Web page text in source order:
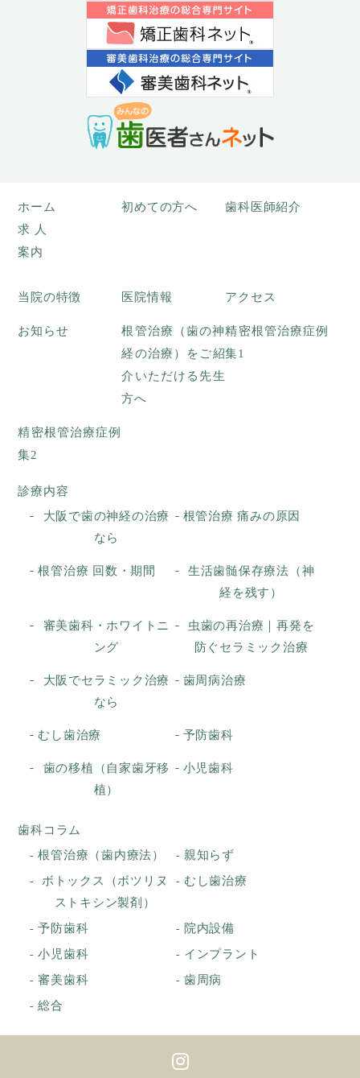
ホーム
求人
案内
初めての方へ 歯科医師紹介
当院の特徴 医院情報 アクセス
お知らせ
根管治療（歯の神
経の治療）をご紹
介いただける先生
方へ
精密根管治療症例
集1
精密根管治療症例
集2
診療内容
大阪で歯の神経の治療
なら
根管治療 痛みの原因
根管治療 回数・期間
生活歯髄保存療法（神
経を残す）
審美歯科・ホワイトニ
ング
虫歯の再治療｜再発を
防ぐセラミック治療
大阪でセラミック治療
なら
歯周病治療
むし歯治療 予防歯科
歯の移植（自家歯牙移
植）
小児歯科
歯科コラム
根管治療（歯内療法）
親知らず
ボトックス（ボツリヌ
ストキシン製剤）
むし歯治療
予防歯科
院内設備
小児歯科
インプラント
審美歯科
歯周病
総合